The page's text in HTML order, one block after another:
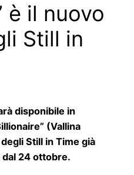
è il nuovo
Still in
disponibile in
(Vallina
Still in Time già
24 ottobre.